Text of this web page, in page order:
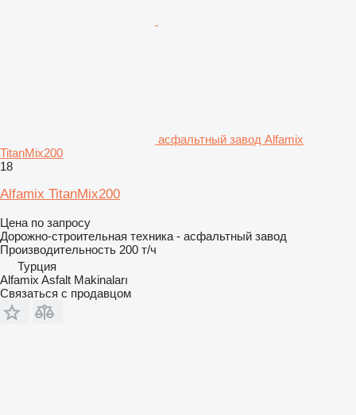
асфальтный завод Alfamix
TitanMix200
18
Alfamix TitanMix200
Цена по запросу
Дорожно-строительная техника - асфальтный завод
Производительность 200 т/ч
Турция
Alfamix Asfalt Makinaları
Связаться с продавцом